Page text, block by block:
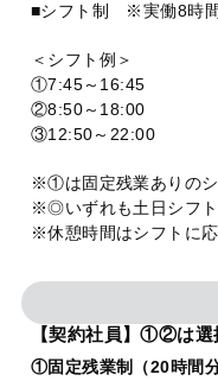
■シフト制 ※実働8時間
＜シフト例＞
①7:45～16:45
②8:50～18:00
③12:50～22:00
※①は固定残業ありのシ
※◎いずれも土日シフト
※休憩時間はシフトに
【契約社員】①②は選
①固定残業制（20時間分